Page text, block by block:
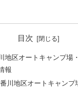
目次
地区オートキャンプ場
報
川地区オートキャンプ